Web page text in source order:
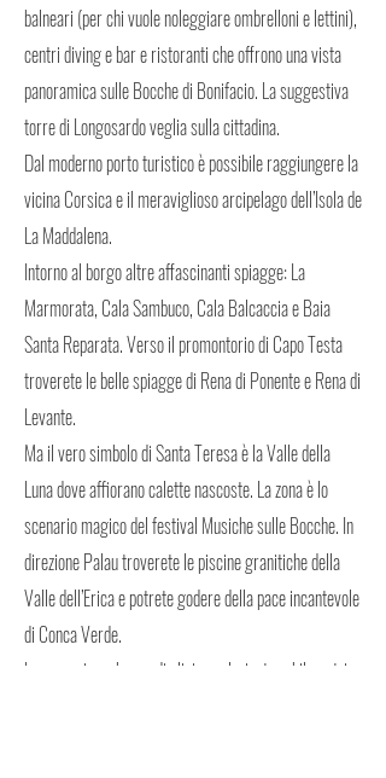
balneari (per chi vuole noleggiare ombrelloni e lettini),
centri diving e bar e ristoranti che offrono una vista
panoramica sulle Bocche di Bonifacio. La suggestiva
torre di Longosardo veglia sulla cittadina.
Dal moderno porto turistico è possibile raggiungere la
vicina Corsica e il meraviglioso arcipelago dell’Isola de
La Maddalena.
Intorno al borgo altre affascinanti spiagge: La
Marmorata, Cala Sambuco, Cala Balcaccia e Baia
Santa Reparata. Verso il promontorio di Capo Testa
troverete le belle spiagge di Rena di Ponente e Rena di
Levante.
Ma il vero simbolo di Santa Teresa è la Valle della
Luna dove affiorano calette nascoste. La zona è lo
scenario magico del festival Musiche sulle Bocche. In
direzione Palau troverete le piscine granitiche della
Valle dell’Erica e potrete godere della pace incantevole
di Conca Verde.
Immersa in un bosco di ulivi secolari a tre chilometri